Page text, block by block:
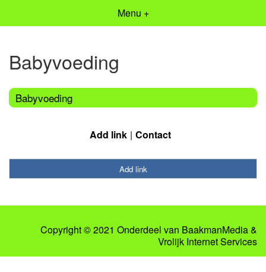
Menu +
Babyvoeding
Babyvoeding
Add link Contact
Add link
Copyright © 2021 Onderdeel van BaakmanMedia&
Vrolijk Internet Services